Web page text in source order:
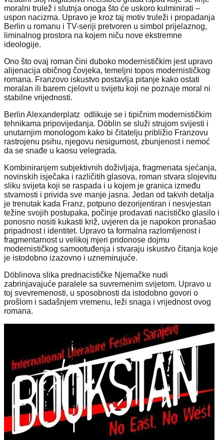
moralni trulež i slutnja onoga što će uskoro kulminirati –
uspon nacizma. Upravo je kroz taj motiv truleži i propadanja
Berlin u romanu i TV-seriji pretvoren u simbol prijelaznog,
liminalnog prostora na kojem niču nove ekstremne
ideologije.
Ono što ovaj roman čini duboko modernističkim jest upravo
alijenacija običnog čovjeka, temeljni topos modernističkog
romana. Franzovo iskustvo postavlja pitanje kako ostati
moralan ili barem cjelovit u svijetu koji ne poznaje moral ni
stabilne vrijednosti.
Berlin Alexanderplatz odlikuje se i tipičnim modernističkim
tehnikama pripovijedanja. Döblin se služi strujom svijesti i
unutarnjim monologom kako bi čitatelju približio Franzovu
rastrojenu psihu, njegovu nesigurnost, zbunjenost i nemoć
da se snađe u kaosu velegrada.
Kombiniranjem subjektivnih doživljaja, fragmenata sjećanja,
novinskih isječaka i različitih glasova, roman stvara slojevitu
sliku svijeta koji se raspada i u kojem je granica između
stvarnosti i privida sve manje jasna. Jedan od takvih detalja
je trenutak kada Franz, potpuno dezorijentiran i nesvjestan
težine svojih postupaka, počinje prodavati nacističko glasilo i
ponosno nositi kukasti križ, uvjeren da je napokon pronašao
pripadnost i identitet. Upravo ta formalna razlomljenost i
fragmentarnost u velikoj mjeri pridonose dojmu
modernističkog samootuđenja i stvaraju iskustvo čitanja koje
je istodobno izazovno i uznemirujuće.
Döblinova slika prednacističke Njemačke nudi
zabrinjavajuće paralele sa suvremenim svijetom. Upravo u
toj svevremenosti, u sposobnosti da istodobno govori o
prošlom i sadašnjem vremenu, leži snaga i vrijednost ovog
romana.